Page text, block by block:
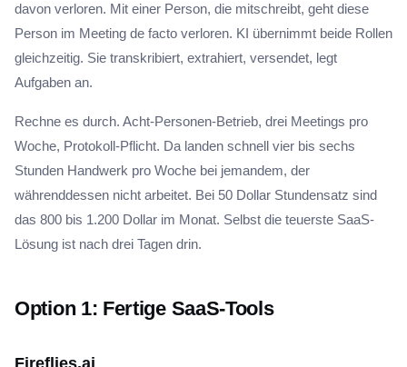
davon verloren. Mit einer Person, die mitschreibt, geht diese
Person im Meeting de facto verloren. KI übernimmt beide Rollen
gleichzeitig. Sie transkribiert, extrahiert, versendet, legt
Aufgaben an.
Rechne es durch. Acht-Personen-Betrieb, drei Meetings pro
Woche, Protokoll-Pflicht. Da landen schnell vier bis sechs
Stunden Handwerk pro Woche bei jemandem, der
währenddessen nicht arbeitet. Bei 50 Dollar Stundensatz sind
das 800 bis 1.200 Dollar im Monat. Selbst die teuerste SaaS-
Lösung ist nach drei Tagen drin.
Option 1: Fertige SaaS-Tools
Fireflies.ai